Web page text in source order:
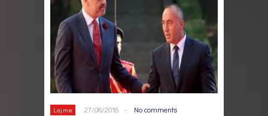
Lajme 27/08/2018 - No comments